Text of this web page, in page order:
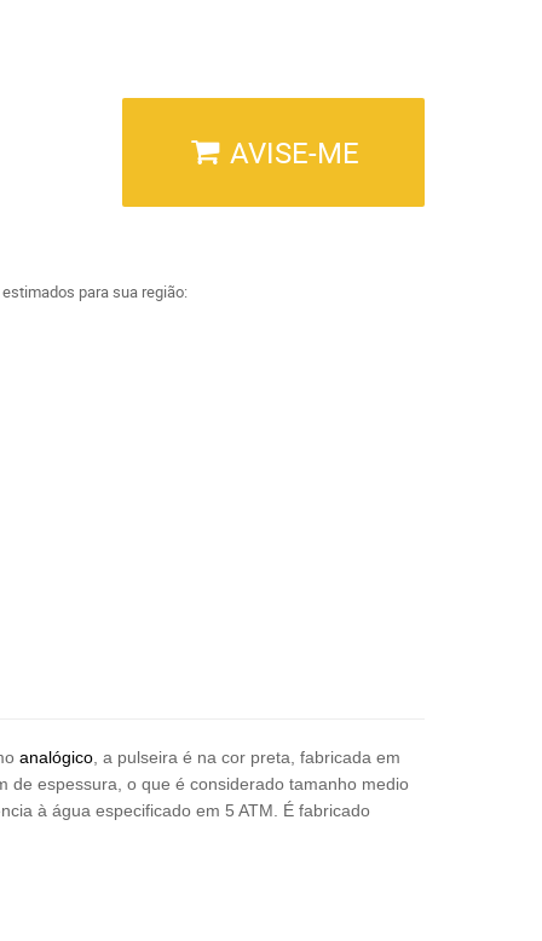
AVISE-ME
para sua região:
analógico , a pulseira é na cor preta, fabricada em
de espessura, o que é considerado tamanho medio
à água especificado em 5 ATM. É fabricado